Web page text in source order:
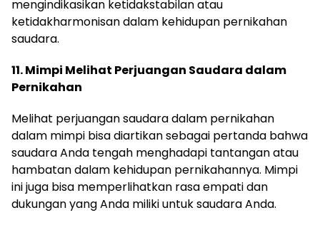
mengindikasikan ketidakstabilan atau
ketidakharmonisan dalam kehidupan pernikahan
saudara.
11. Mimpi Melihat Perjuangan Saudara dalam
Pernikahan
Melihat perjuangan saudara dalam pernikahan
dalam mimpi bisa diartikan sebagai pertanda bahwa
saudara Anda tengah menghadapi tantangan atau
hambatan dalam kehidupan pernikahannya. Mimpi
ini juga bisa memperlihatkan rasa empati dan
dukungan yang Anda miliki untuk saudara Anda.